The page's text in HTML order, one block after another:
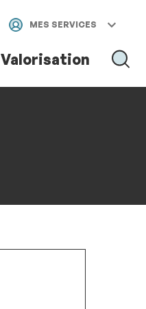
MES SERVICES
Valorisation